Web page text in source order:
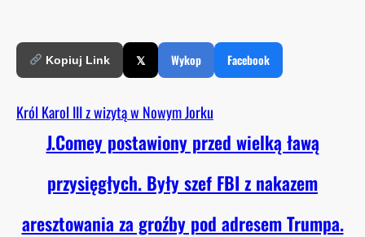
Kopiuj Link 𝕏 Wykop Facebook
Król Karol III z wizytą w Nowym Jorku
J.Comey postawiony przed wielką ławą
przysięgłych. Były szef FBI z nakazem
aresztowania za groźby pod adresem Trumpa.